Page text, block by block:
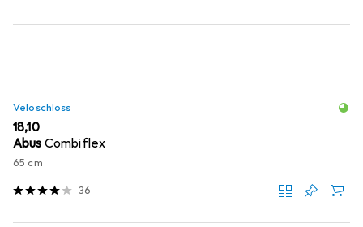
Veloschloss
EUR
18,10
Abus Combiflex
65 cm
36